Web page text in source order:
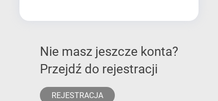
Nie masz jeszcze konta?
Przejdź do rejestracji
REJESTRACJA